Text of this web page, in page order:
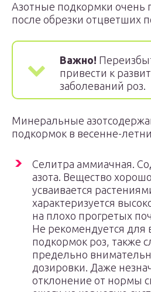
Азотные подкормки очень
после обрезки отцветших
Важно!
привести к
заболеваний роз.
Минеральные
подкормок в весенне-
Селитра аммиачная.
азота. Вещество
усваивается
характеризуется
на плохо прогретых
Не рекомендуется для
подкормок роз, также
предельно
дозировки. Даже
отклонение от нормы